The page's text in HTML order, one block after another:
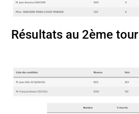
Résultats au 2ème tour